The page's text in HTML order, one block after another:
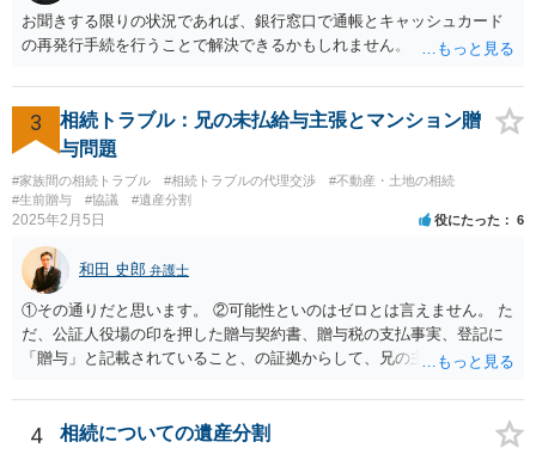
お聞きする限りの状況であれば、銀行窓口で通帳とキャッシュカード
の再発行手続を行うことで解決できるかもしれません。
3
相続トラブル：兄の未払給与主張とマンション贈
与問題
#家族間の相続トラブル #相続トラブルの代理交渉
#不動産・土地の相続
#生前贈与
#協議 #遺産分割
2025年2月5日 役にたった 6
和田 史郎 弁護士
①その通りだと思います。 ②可能性といのはゼロとは言えません。 た
だ、公証人役場の印を押した贈与契約書、贈与税の支払事実、登記に
「贈与」と記載されていること、の証拠からして、兄の主張は通らな
わなければ、遺産分割調停を申し立てて進めるのがベターのような気
がしますね。
4 相続についての遺産分割